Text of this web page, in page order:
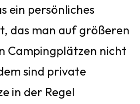
ein persönliches
das man auf größeren
Campingplätzen nicht
sind private
in der Regel